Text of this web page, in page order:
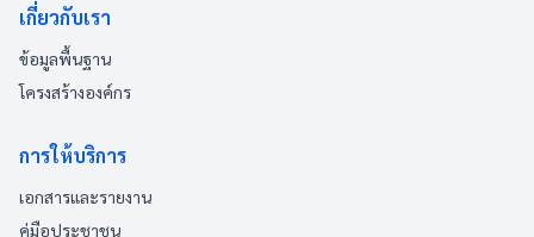
เกี่ยวกับเรา
ข้อมูลพื้นฐาน
โครงสร้างองค์กร
การให้บริการ
เอกสารและรายงาน
คู่มือประชาชน